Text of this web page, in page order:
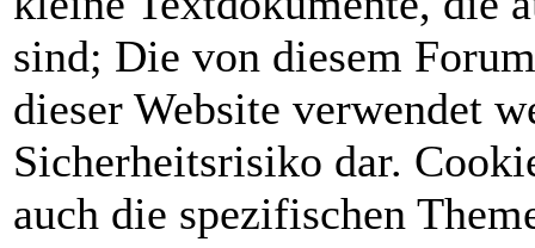
sind; Die von diesem
dieser Website verwendet
Sicherheitsrisiko dar.
auch die spezifischen